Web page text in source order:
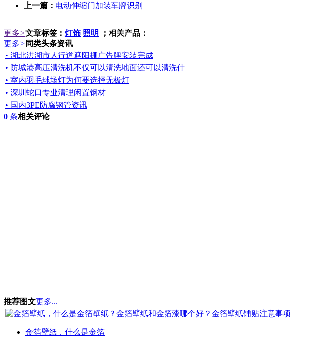
上一篇： 电动伸缩门加装车牌识别
更多>文章标签： 灯饰 照明
；相关产品：
更多> 同类头条资讯
• 湖北洪湖市人行道遮阳棚广告牌安装完成
• 防城港高压清洗机不仅可以清洗地面还可以清洗什
• 室内羽毛球场灯为何要选择无极灯
• 深圳蛇口专业清理闲置钢材
• 国内3PE防腐钢管资讯
0 条相关评论
推荐图文更多...
金箔壁纸，什么是金箔